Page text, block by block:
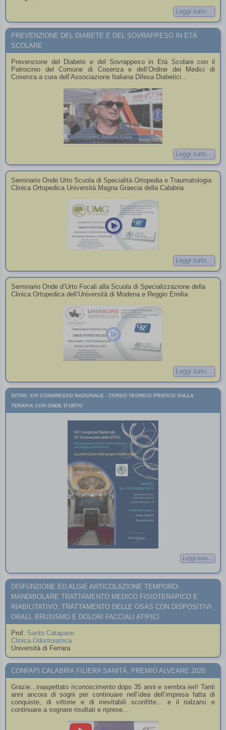
Leggi tutto...
PREVENZIONE DEL DIABETE E DEL SOVRAPPESO IN ETÀ
SCOLARE
Prevenzione del Diabete e del Sovrappeso in Età Scolare con il
Patrocinio del Comune di Cosenza e dell’Ordine dei Medici di
Cosenza a cura dell’Associazione Italiana Difesa Diabetici...
Leggi tutto...
Seminario Onde Urto Scuola di Specialità Ortopedia e Traumatologia
Clinica Ortopedica Università Magna Graecia della Calabria
Leggi tutto...
Seminario Onde d’Urto Focali alla Scuola di Specializzazione della
Clinica Ortopedica dell’Università di Modena e Reggio Emilia
Leggi tutto...
SITOD: XVI CONGRESSO NAZIONALE - CORSO TEORICO PRATICO SULLA
TERAPIA CON ONDE D’URTO
Leggi tutto...
DISFUNZIONE ED ALGIE ARTICOLAZIONE TEMPORO-
MANDIBOLARE TRATTAMENTO MEDICO FISIOTERAPICO E
RIABILITATIVO, TRATTAMENTO DELLE OSAS CON DISPOSITIVI
ORALI, BRUXISMO E DOLORI FACCIALI ATIPICI
Prof. Santo Catapano
Clinica Odontoiatrica
Università di Ferrara
CONFAPI CALABRIA FILIERA SANITÀ, PREMIO ALVEARE 2020
Grazie...inaspettato riconoscimento dopo 35 anni e sembra ieri! Tanti
anni ancora di sogni per continuare nell’idea dell’impresa fatta di
conquiste, di vittorie e di inevitabili sconfitte... e il rialzarsi e
continuare a sognare risultati e riprese...